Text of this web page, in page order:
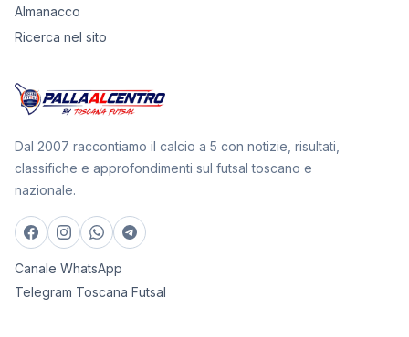
Almanacco
Ricerca nel sito
Dal 2007 raccontiamo il calcio a 5 con notizie, risultati,
classifiche e approfondimenti sul futsal toscano e
nazionale.
Canale WhatsApp
Telegram Toscana Futsal